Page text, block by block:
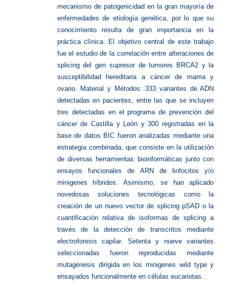
mecanismo de patogenicidad en la gran mayoría de
enfermedades de etiología genética, por lo que su
conocimiento resulta de gran importancia en la
práctica clínica. El objetivo central de este trabajo
fue el estudio de la correlación entre alteraciones de
splicing del gen supresor de tumores BRCA2 y la
susceptibilidad hereditaria a cáncer de mama y
ovario. Material y Métodos: 333 variantes de ADN
detectadas en pacientes, entre las que se incluyen
tres detectadas en el programa de prevención del
cáncer de Castilla y León y 300 registradas en la
base de datos BIC fueron analizadas mediante una
estrategia combinada, que consiste en la utilización
de diversas herramientas bioinformáticas junto con
ensayos funcionales de ARN de linfocitos y/o
minigenes híbridos. Asimismo, se han aplicado
novedosas soluciones tecnológicas como la
creación de un nuevo vector de splicing pSAD o la
cuantificación relativa de isoformas de splicing a
través de la detección de transcritos mediante
electroforesis capilar. Setenta y nueve variantes
seleccionadas fueron reproducidas mediante
mutagénesis dirigida en los minigenes wild type y
ensayados funcionalmente en células eucariotas.